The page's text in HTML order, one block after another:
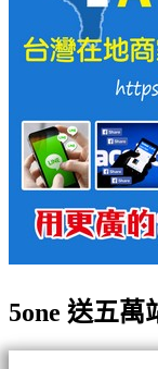
5one 送五萬